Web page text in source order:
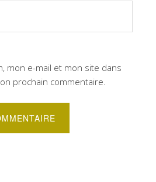
mon e-mail et mon site dans
prochain commentaire.